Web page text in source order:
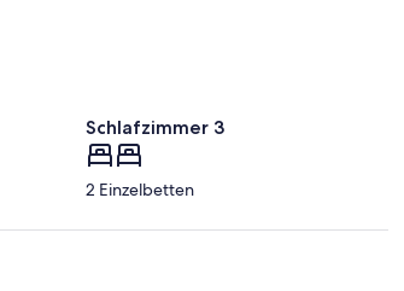
Schlafzimmer 3
2 Einzelbetten